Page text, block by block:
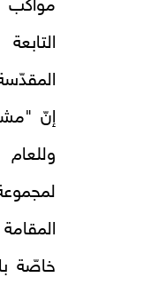
مواكب
إنّ
خاصّة